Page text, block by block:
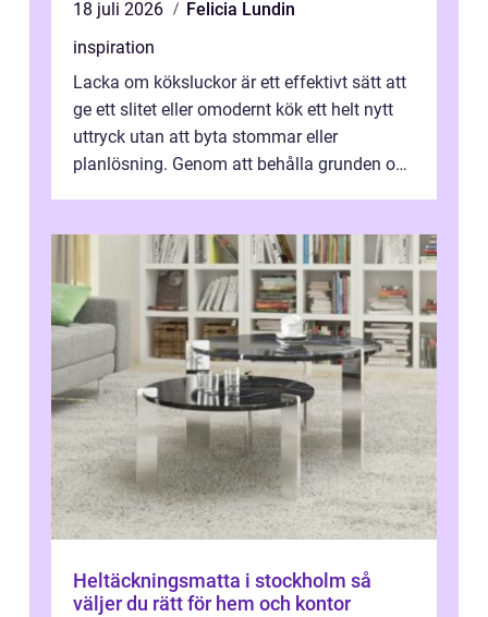
18 juli 2026
Felicia Lundin
inspiration
Lacka om köksluckor är ett effektivt sätt att
ge ett slitet eller omodernt kök ett helt nytt
uttryck utan att byta stommar eller
planlösning. Genom att behålla grunden och
Heltäckningsmatta i stockholm så
väljer du rätt för hem och kontor